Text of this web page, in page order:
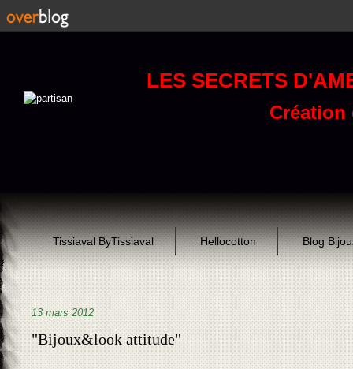
LES SECRETS
Création
Tissiaval ByTissiaval Hellocotton Blog
13 mars 2012
"Bijoux&look attitude"